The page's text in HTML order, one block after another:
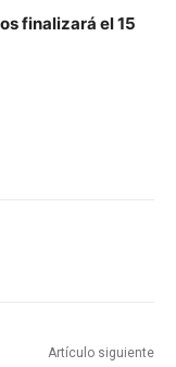
finalizará el 15
Artículo siguiente